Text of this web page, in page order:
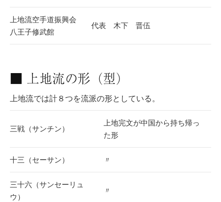
上地流空手道振興会
八王子修武館
代表 木下 晋伍
■ 上地流の形（型）
上地流では計８つを流派の形としている。
三戦（サンチン）
上地完文が中国から持ち帰っ
た形
十三（セーサン） 〃
三十六（サンセーリュ
ウ）
〃